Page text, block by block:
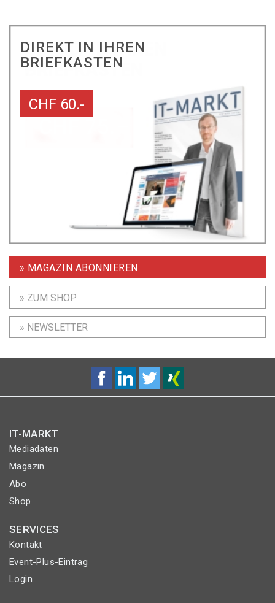
DIREKT IN IHREN
BRIEFKASTEN
CHF 60.-
» MAGAZIN ABONNIEREN
» ZUM SHOP
» NEWSLETTER
IT-MARKT
Mediadaten
Magazin
Abo
Shop
SERVICES
Kontakt
Event-Plus-Eintrag
Login